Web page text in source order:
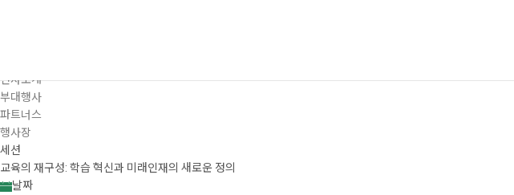
연사소개
부대행사
파트너스
행사장
세션
교육의 재구성: 학습 혁신과 미래인재의 새로운 정의
날짜